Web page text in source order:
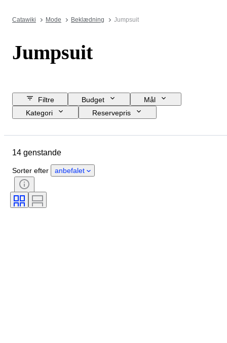
Catawiki Mode Beklædning Jumpsuit
Jumpsuit
Filtre Budget
Mål
Kategori
Reservepris
Oprindelsesland
Tilstand
Tøjstørrelse
Æra
14 genstande
Sorter efter anbefalet